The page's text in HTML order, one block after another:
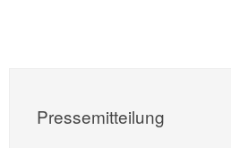
Pressemitteilung